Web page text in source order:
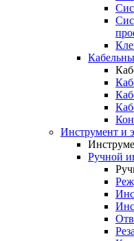
Инструмент и
Ручной